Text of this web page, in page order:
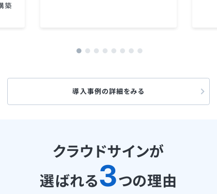
築
導入事例の詳細をみる
クラウドサインが
選ばれる3つの理由